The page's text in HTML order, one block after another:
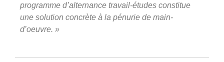
programme d’alternance travail-études constitue
une solution concrète à la pénurie de main-
d’oeuvre. »